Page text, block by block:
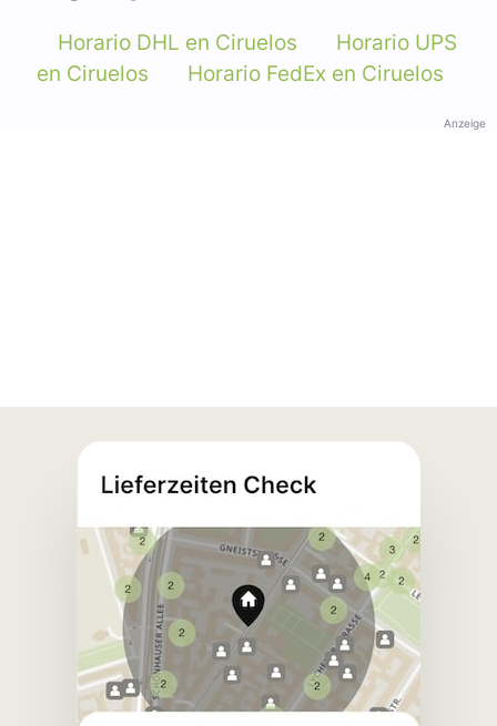
Horario DHL en Ciruelos
Horario UPS
en Ciruelos
Horario FedEx en Ciruelos
Anzeige